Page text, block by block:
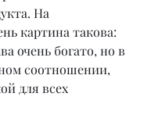
На
картина такова:
очень богато, но в
соотношении,
для всех